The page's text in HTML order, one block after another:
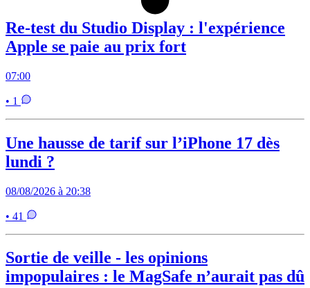
Re-test du Studio Display : l'expérience
Apple se paie au prix fort
07:00
• 1
Une hausse de tarif sur l’iPhone 17 dès
lundi ?
08/08/2026 à 20:38
• 41
Sortie de veille - les opinions
impopulaires : le MagSafe n’aurait pas dû